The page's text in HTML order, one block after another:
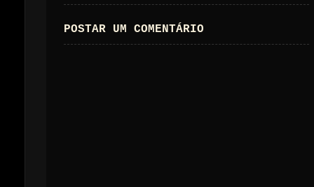
POSTAR UM COMENTÁRIO